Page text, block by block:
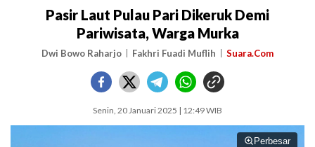
Pasir Laut Pulau Pari Dikeruk Demi
Pariwisata, Warga Murka
Dwi Bowo Raharjo Fakhri Fuadi Muflih Suara.Com
Senin, 20 Januari 2025 | 12:49 WIB
Perbesar